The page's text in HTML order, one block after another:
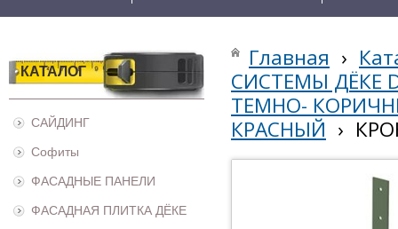
КАТАЛОГ
САЙДИНГ
Софиты
ФАСАДНЫЕ ПАНЕЛИ
ФАСАДНАЯ ПЛИТКА ДЁКЕ
Главная ›
СИСТЕМЫ ДЁКЕ
ТЕМНО-
КРАСНЫЙ ›